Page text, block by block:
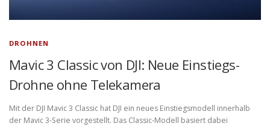
DROHNEN
Mavic 3 Classic von DJI: Neue Einstiegs-
Drohne ohne Telekamera
Mit der DJI Mavic 3 Classic hat DJI ein neues Einstiegsmodell innerhalb
der Mavic 3-Serie vorgestellt. Das Classic-Modell basiert dabei